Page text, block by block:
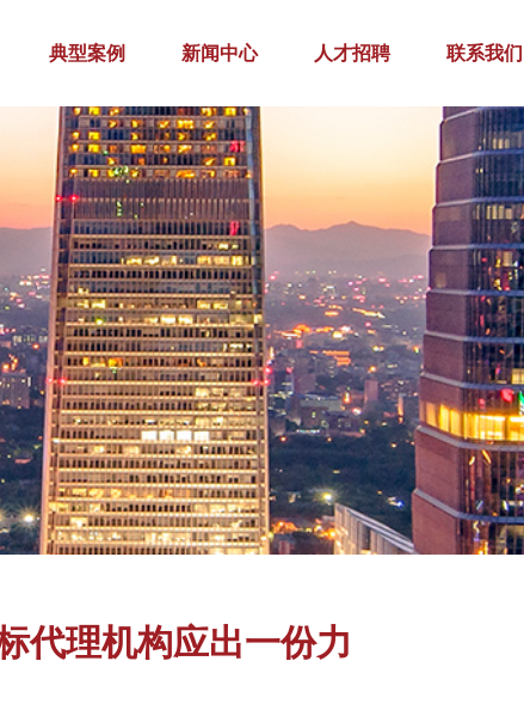
典型案例 新闻中心 人才招聘 联系我们
代理机构应出一份力